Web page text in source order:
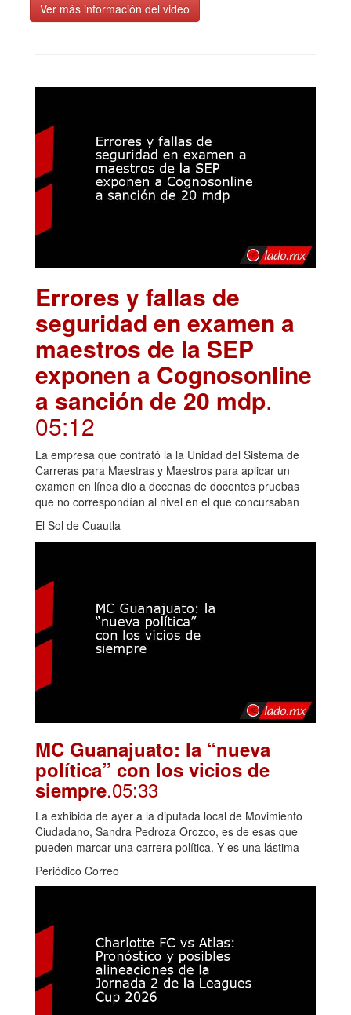
Ver más información del video
Errores y fallas de
seguridad en examen a
maestros de la SEP
exponen a Cognosonline
a sanción de 20 mdp.
05:12
La empresa que contrató la la Unidad del Sistema de
Carreras para Maestras y Maestros para aplicar un
examen en línea dio a decenas de docentes pruebas
que no correspondían al nivel en el que concursaban
El Sol de Cuautla
MC Guanajuato: la “nueva
política” con los vicios de
siempre.05:33
La exhibida de ayer a la diputada local de Movimiento
Ciudadano, Sandra Pedroza Orozco, es de esas que
pueden marcar una carrera política. Y es una lástima
Periódico Correo